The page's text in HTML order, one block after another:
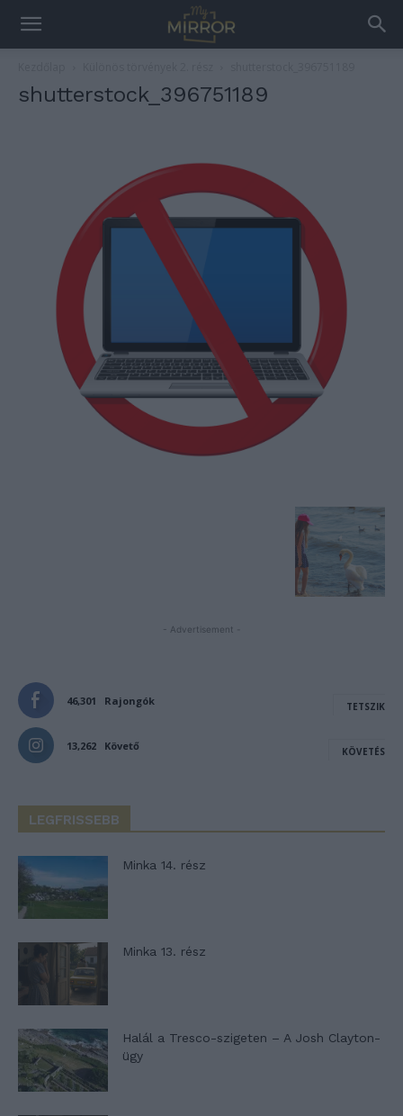
shutterstock_396751189
- Advertisement -
46,301 Rajongók TETSZIK
13,262 Követő KÖVETÉS
LEGFRISSEBB
Minka 14. rész
Minka 13. rész
Halál a Tresco-szigeten – A Josh Clayton-
ügy